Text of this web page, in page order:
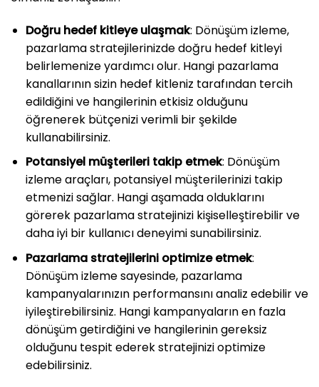
Doğru hedef kitleye ulaşmak: Dönüşüm izleme,
pazarlama stratejilerinizde doğru hedef kitleyi
belirlemenize yardımcı olur. Hangi pazarlama
kanallarının sizin hedef kitleniz tarafından tercih
edildiğini ve hangilerinin etkisiz olduğunu
öğrenerek bütçenizi verimli bir şekilde
kullanabilirsiniz.
Potansiyel müşterileri takip etmek: Dönüşüm
izleme araçları, potansiyel müşterilerinizi takip
etmenizi sağlar. Hangi aşamada olduklarını
görerek pazarlama stratejinizi kişiselleştirebilir ve
daha iyi bir kullanıcı deneyimi sunabilirsiniz.
Pazarlama stratejilerini optimize etmek:
Dönüşüm izleme sayesinde, pazarlama
kampanyalarınızın performansını analiz edebilir ve
iyileştirebilirsiniz. Hangi kampanyaların en fazla
dönüşüm getirdiğini ve hangilerinin gereksiz
olduğunu tespit ederek stratejinizi optimize
edebilirsiniz.